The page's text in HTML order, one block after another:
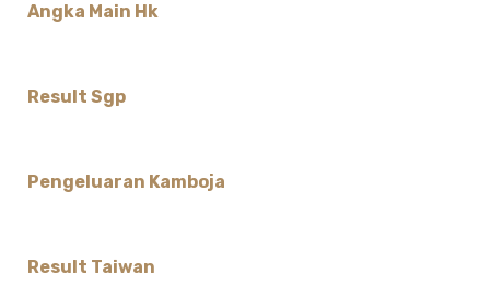
Angka Main Hk
Result Sgp
Pengeluaran Kamboja
Result Taiwan